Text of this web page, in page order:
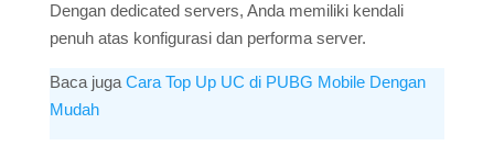
Dengan dedicated servers, Anda memiliki kendali
penuh atas konfigurasi dan performa server.
Baca jugaCara Top Up UC di PUBG Mobile Dengan
Mudah